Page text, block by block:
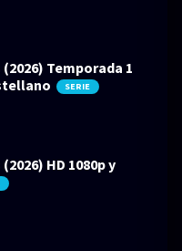
Temporada 1
SERIE
HD 1080p y